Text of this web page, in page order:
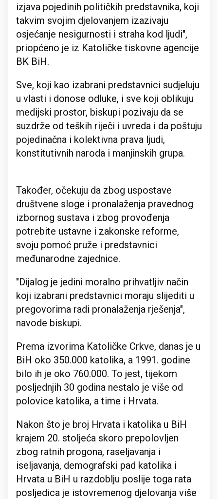
izjava pojedinih političkih predstavnika, koji
takvim svojim djelovanjem izazivaju
osjećanje nesigurnosti i straha kod ljudi",
priopćeno je iz Katoličke tiskovne agencije
BK BiH.
Sve, koji kao izabrani predstavnici sudjeluju
u vlasti i donose odluke, i sve koji oblikuju
medijski prostor, biskupi pozivaju da se
suzdrže od teških riječi i uvreda i da poštuju
pojedinačna i kolektivna prava ljudi,
konstitutivnih naroda i manjinskih grupa.
Također, očekuju da zbog uspostave
društvene sloge i pronalaženja pravednog
izbornog sustava i zbog provođenja
potrebite ustavne i zakonske reforme,
svoju pomoć pruže i predstavnici
međunarodne zajednice.
"Dijalog je jedini moralno prihvatljiv način
koji izabrani predstavnici moraju slijediti u
pregovorima radi pronalaženja rješenja",
navode biskupi.
Prema izvorima Katoličke Crkve, danas je u
BiH oko 350.000 katolika, a 1991. godine
bilo ih je oko 760.000. To jest, tijekom
posljednjih 30 godina nestalo je više od
polovice katolika, a time i Hrvata.
Nakon što je broj Hrvata i katolika u BiH
krajem 20. stoljeća skoro prepolovljen
zbog ratnih progona, raseljavanja i
iseljavanja, demografski pad katolika i
Hrvata u BiH u razdoblju poslije toga rata
posljedica je istovremenog djelovanja više